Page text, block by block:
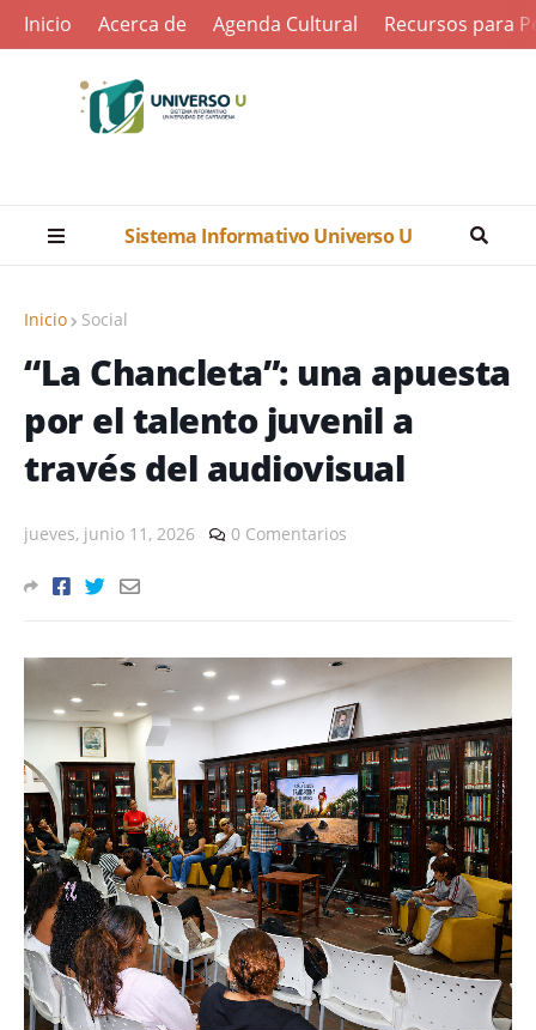
Inicio Acerca de Agenda Cultural Recursos para
Sistema Informativo Universo U
Inicio Social
“La Chancleta”: una apuesta
por el talento juvenil a
través del audiovisual
jueves, junio 11, 2026 0 Comentarios